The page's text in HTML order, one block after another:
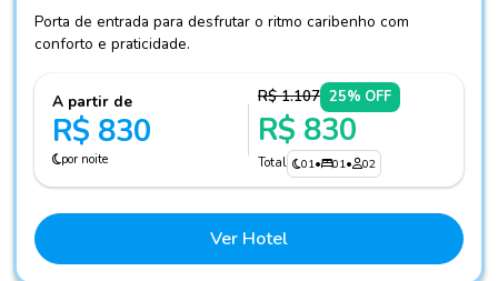
Porta de entrada para desfrutar o ritmo caribenho com
conforto e praticidade.
A partir de
R$ 830
por noite
R$ 1.107 25% OFF
R$ 830
Total 01• 01• 02
Ver Hotel